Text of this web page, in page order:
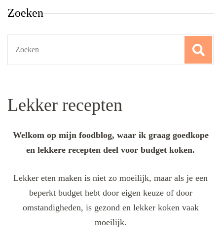
Zoeken
Lekker recepten
Welkom op mijn foodblog, waar ik graag goedkope
en lekkere recepten deel voor budget koken.
Lekker eten maken is niet zo moeilijk, maar als je een
beperkt budget hebt door eigen keuze of door
omstandigheden, is gezond en lekker koken vaak
moeilijk.